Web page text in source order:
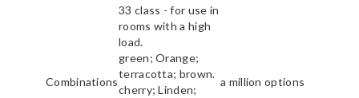
33 class - for use in
rooms with a high
load.
Combinations
green; Orange;
terracotta; brown.
cherry; Linden;
a million options